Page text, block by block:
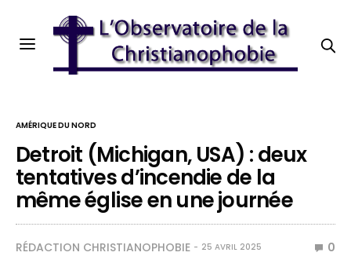
AMÉRIQUE DU NORD
Detroit (Michigan, USA) : deux
tentatives d’incendie de la
même église en une journée
RÉDACTION CHRISTIANOPHOBIE 25 AVRIL 2025 0